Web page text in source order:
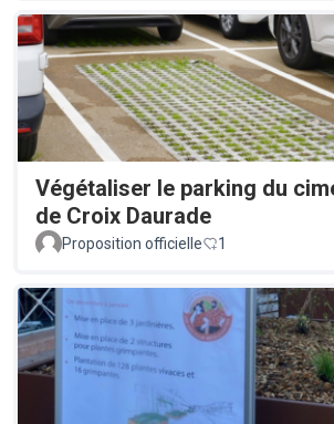
Végétaliser le parking du
de Croix Daurade
Proposition officielle 1